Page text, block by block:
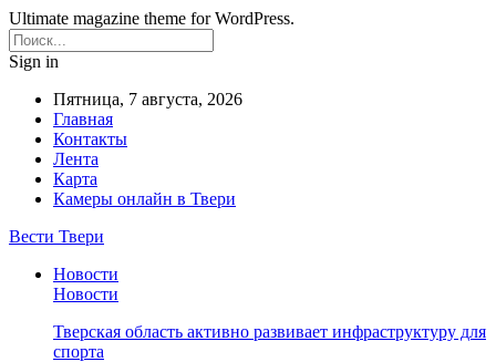
Ultimate magazine theme for WordPress.
Sign in
Пятница, 7 августа, 2026
Главная
Контакты
Лента
Карта
Камеры онлайн в Твери
Вести Твери
Новости
Новости
Тверская область активно развивает инфраструктуру для
спорта